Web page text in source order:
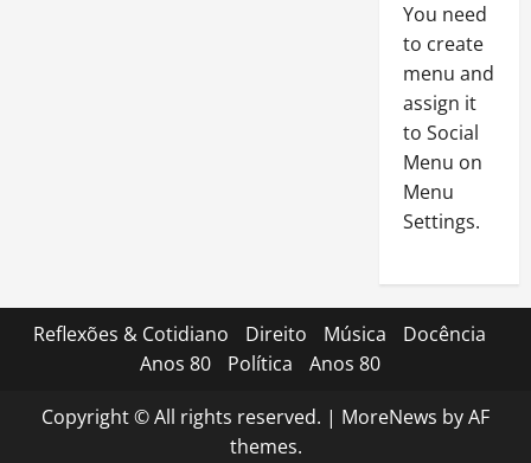
You need
to create
menu and
assign it
to Social
Menu on
Menu
Settings.
Reflexões & Cotidiano Direito Música
Docência
Anos 80
Política Anos 80
Copyright © All rights reserved. | MoreNews by AF
themes.